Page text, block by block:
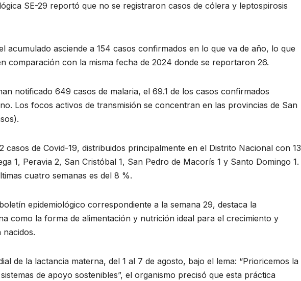
SE-29 reportó que no se registraron casos de cólera y leptospirosis
acumulado asciende a 154 casos confirmados en lo que va de año, lo que
comparación con la misma fecha de 2024 donde se reportaron 26.
notificado 649 casos de malaria, el 69.1 de los casos confirmados
Los focos activos de transmisión se concentran en las provincias de San
casos de Covid-19, distribuidos principalmente en el Distrito Nacional con 13
1, Peravia 2, San Cristóbal 1, San Pedro de Macorís 1 y Santo Domingo 1.
cuatro semanas es del 8 %.
epidemiológico correspondiente a la semana 29, destaca la
como la forma de alimentación y nutrición ideal para el crecimiento y
de la lactancia materna, del 1 al 7 de agosto, bajo el lema: “Prioricemos la
de apoyo sostenibles”, el organismo precisó que esta práctica